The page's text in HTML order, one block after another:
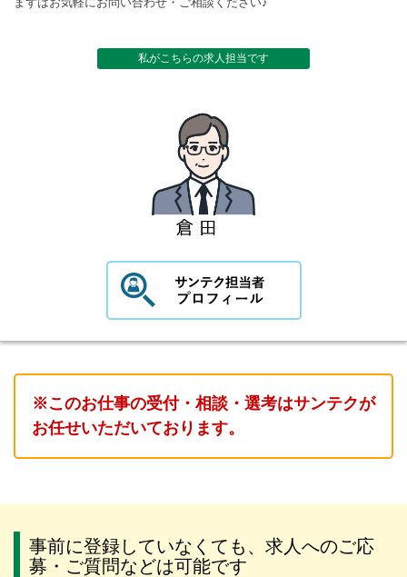
私がこちらの求人担当です
※このお仕事の受付・相談・選考はサンテクが
お任せいただいております。
事前に登録していなくても、求人へのご応
募・ご質問などは可能です